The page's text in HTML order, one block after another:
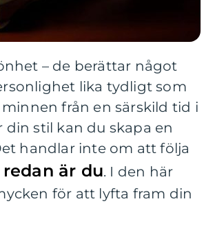
– de berättar något
lika tydligt som
från en särskild tid i
din stil kan du skapa en
handlar inte om att följa
är du. I den här
för att lyfta fram din